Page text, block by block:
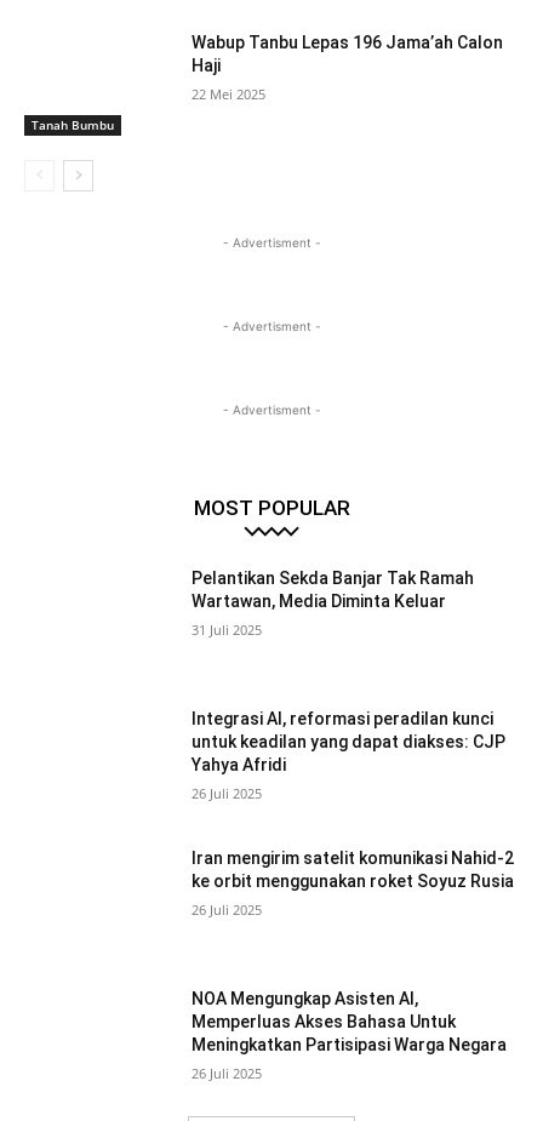
Tanah Bumbu
Wabup Tanbu Lepas 196 Jama’ah Calon
Haji
22 Mei 2025
- Advertisment -
- Advertisment -
- Advertisment -
MOST POPULAR
Pelantikan Sekda Banjar Tak Ramah
Wartawan, Media Diminta Keluar
31 Juli 2025
Integrasi AI, reformasi peradilan kunci
untuk keadilan yang dapat diakses: CJP
Yahya Afridi
26 Juli 2025
Iran mengirim satelit komunikasi Nahid-2
ke orbit menggunakan roket Soyuz Rusia
26 Juli 2025
NOA Mengungkap Asisten AI,
Memperluas Akses Bahasa Untuk
Meningkatkan Partisipasi Warga Negara
26 Juli 2025